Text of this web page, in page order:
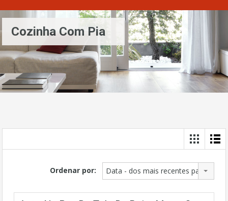
Cozinha Com Pia
Ordenar por: Data - dos mais recentes para os